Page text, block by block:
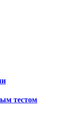
тестом